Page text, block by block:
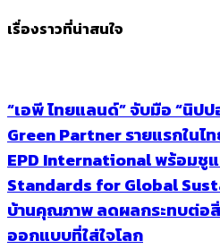
เรื่องราวที่น่าสนใจ
“เอพี ไทยแลนด์” จับมือ “นิป
Green Partner รายแรกในไ
EPD International พร้อมชู
Standards for Global
บ้านคุณภาพ ลดผลกระทบต่อ
ออกแบบที่ใส่ใจโลก